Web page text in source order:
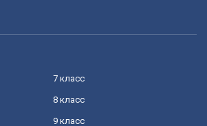
7 класс
8 класс
9 класс